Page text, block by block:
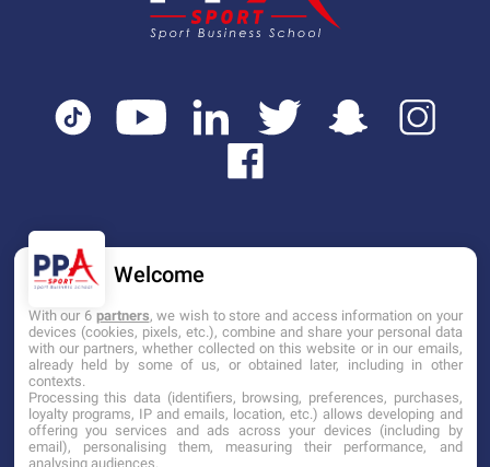
Mentions légales
Établissement d’Enseignement
Supérieur Technique Privé
Dernière mise à jour: Janvier 2025
Welcome
With our 6 partners, we wish to store and access information on your
devices (cookies, pixels, etc.), combine and share your personal data
with our partners, whether collected on this website or in our emails,
already held by some of us, or obtained later, including in other
contexts.
Processing this data (identifiers, browsing, preferences, purchases,
loyalty programs, IP and emails, location, etc.) allows developing and
offering you services and ads across your devices (including by
email), personalising them, measuring their performance, and
analysing audiences.